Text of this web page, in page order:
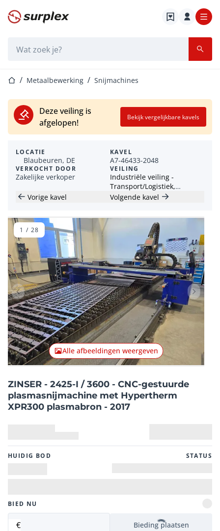
Startpagina
StartpaginaMetaalbewerking Snijmachines
Deze veiling is
afgelopen!
Bekijk vergelijkbare kavels
LOCATIE
Blaubeuren, DE
VERKOCHT DOOR
Zakelijke verkoper
KAVEL
A7-46433-2048
VEILING
Industriële veiling -
Transport/Logistiek,
Industriële Machines & Vrije
Vorige kavel Volgende kavel
Vorig item
Alle afbeeldingen weergeven
1 / 28
ZINSER - 2425-I / 3600 - CNC-gestuurde
plasmasnijmachine met Hypertherm
XPR300 plasmabron - 2017
HUIDIG ​​BOD STATUS
BIED NU
€ Bieding plaatsen